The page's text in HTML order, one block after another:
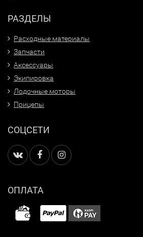
РАЗДЕЛЫ
Расходные материалы
Запчасти
Аксессуары
Экипировка
Лодочные моторы
Прицепы
СОЦСЕТИ
ОПЛАТА